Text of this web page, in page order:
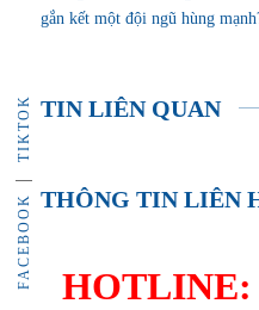
FACEBOOK
TIKTOK
gắn kết một đội ngũ hùng
TIN LIÊN QUAN
THÔNG TIN LIÊN
HOTLINE: